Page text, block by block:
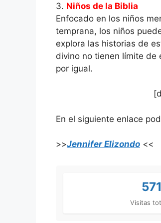
3. Niños de la Biblia
Enfocado en los niños
temprana, los niños
explora las historias de
divino no tienen límite de
por igual.
En el siguiente enlace
>>Jennifer Elizondo <<
571
Visitas